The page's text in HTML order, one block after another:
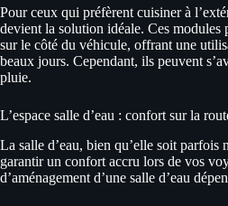
Pour ceux qui préfèrent cuisiner à
devient la solution idéale. Ces modules
sur le côté du véhicule, offrant une
beaux jours. Cependant, ils peuvent
pluie.
L’espace salle d’eau : confort sur la
La salle d’eau, bien qu’elle soit parfois
garantir un confort accru lors de vos
d’aménagement d’une salle d’eau